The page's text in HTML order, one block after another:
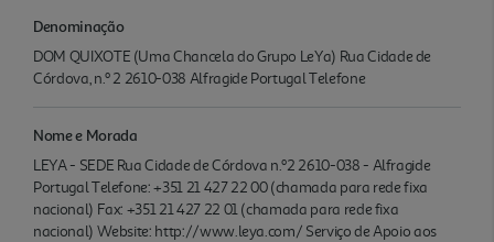
Denominação
DOM QUIXOTE (Uma Chancela do Grupo LeYa) Rua Cidade de
Córdova, n.º 2 2610-038 Alfragide Portugal Telefone
Nome e Morada
LEYA - SEDE Rua Cidade de Córdova n.º2 2610-038 - Alfragide
Portugal Telefone: +351 21 427 22 00 (chamada para rede fixa
nacional) Fax: +351 21 427 22 01 (chamada para rede fixa
nacional) Website: http://www.leya.com/ Serviço de Apoio aos